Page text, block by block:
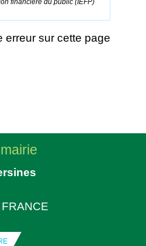
financière du public (IEFP)
erreur sur cette page